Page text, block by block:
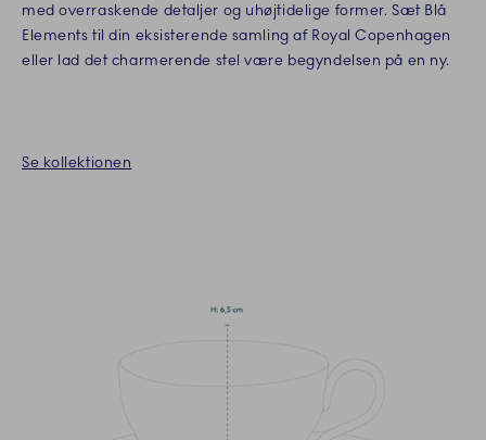
med overraskende detaljer og uhøjtidelige former. Sæt Blå
Elements til din eksisterende samling af Royal Copenhagen
eller lad det charmerende stel være begyndelsen på en ny.
Se kollektionen